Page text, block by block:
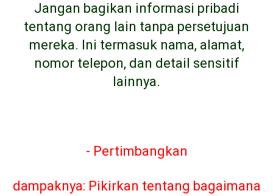
Jangan bagikan informasi pribadi
tentang orang lain tanpa persetujuan
mereka. Ini termasuk nama, alamat,
nomor telepon, dan detail sensitif
lainnya.
- Pertimbangkan
dampaknya: Pikirkan tentang bagaimana